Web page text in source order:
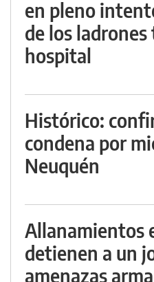
en pleno
de los
hospital
Histórico:
condena por
Neuquén
Allanamientos
detienen a un
amenazas